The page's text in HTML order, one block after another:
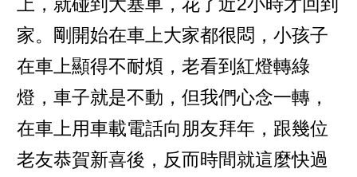
上，就碰到大塞車，花了近2小時才回到
家。剛開始在車上大家都很悶，小孩子
在車上顯得不耐煩，老看到紅燈轉綠
燈，車子就是不動，但我們心念一轉，
在車上用車載電話向朋友拜年，跟幾位
老友恭賀新喜後，反而時間就這麼快過